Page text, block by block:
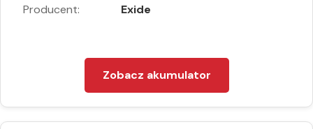
Producent: Exide
Zobacz akumulator